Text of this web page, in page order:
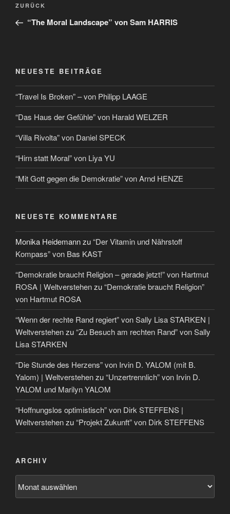
ZURÜCK
“The Moral Landscape” von Sam HARRIS
NEUESTE BEITRÄGE
“Travel Is Broken” – von Philipp LAAGE
“Das Haus der Gefühle” von Harald WELZER
“Villa Rivolta” von Daniel SPECK
“Hirn statt Moral” von Liya YU
“Mit Gott gegen die Demokratie” von Arnd HENZE
NEUESTE KOMMENTARE
Monika Heidemannzu“Der Vitamin und Nährstoff
Kompass” von Bas KAST
“Demokratie braucht Religion – gerade jetzt!” von Hartmut
ROSA | Weltverstehenzu“Demokratie braucht Religion”
von Hartmut ROSA
“Wenn der rechte Rand regiert” von Sally Lisa STARKEN |
Weltverstehenzu“Zu Besuch am rechten Rand” von Sally
Lisa STARKEN
“Die Stunde des Herzens” von Irvin D. YALOM (mit B.
Yalom) | Weltverstehenzu“Unzertrennlich” von Irvin D.
YALOM und Marilyn YALOM
“Hoffnungslos optimistisch” von Dirk STEFFENS |
Weltverstehenzu“Projekt Zukunft” von Dirk STEFFENS
ARCHIV